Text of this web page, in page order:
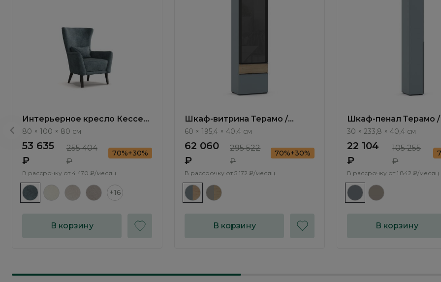
Интерьерное кресло Кессел
/ Kessel ММ115.13
80 × 100 × 80 см
53 635
₽
255 404
₽
70%+30%
В рассрочку от 4 470 ₽/месяц
+16
В корзину
Шкаф-витрина Терамо /
Teramo TA414.1
60 × 195,4 × 40,4 см
62 060
₽
295 522
₽
70%+30%
В рассрочку от 5 172 ₽/месяц
В корзину
Шкаф-пенал Терамо /
TA431.1
30 × 233,8 × 40,4 см
22 104
₽
105 255
₽
В рассрочку от 1 842 ₽/месяц
В корзину